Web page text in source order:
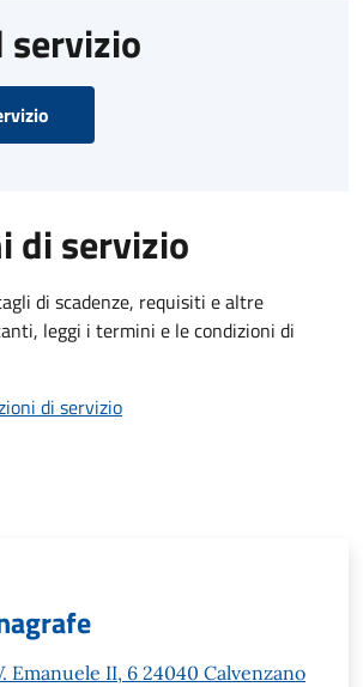
servizio
di servizio
di scadenze, requisiti e altre
leggi i termini e le condizioni di
di servizio
Emanuele II, 6 24040 Calvenzano